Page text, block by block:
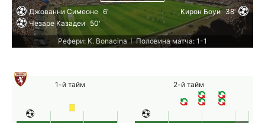
Джованни Симеоне 6'
Чезаре Казадеи 50'
Кирон Боуи 38'
Рефери: K. Bonacina | Половина матча: 1-1
1-й тайм 2-й тайм